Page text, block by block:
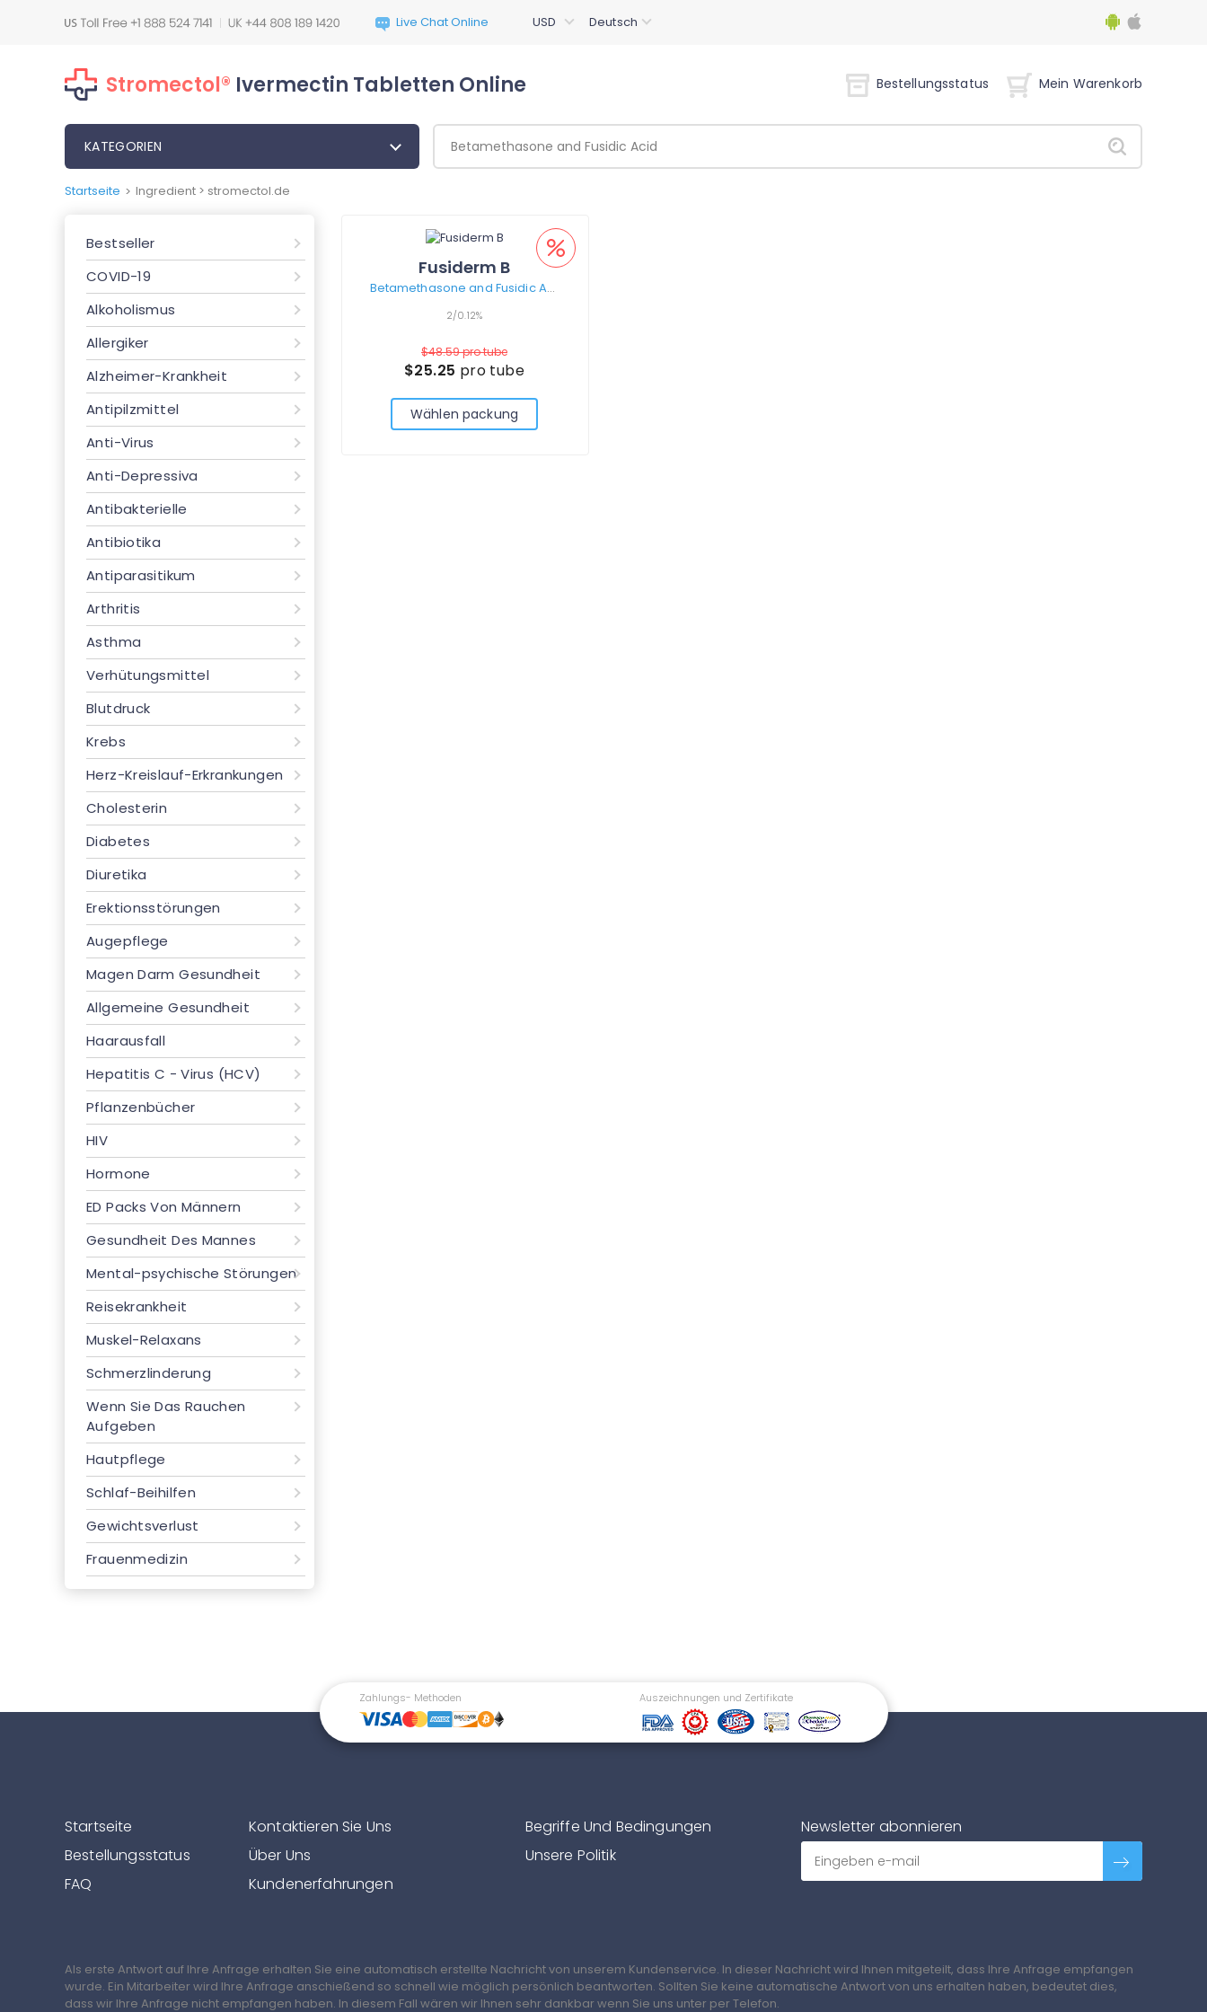
Stromectol® Ivermectin Tabletten Online Bestellungsstatus Mein Warenkorb
KATEGORIEN
Startseite > Ingredient > stromectol.de
Bestseller
COVID-19
Alkoholismus
Allergiker
Alzheimer-Krankheit
Antipilzmittel
Anti-Virus
Anti-Depressiva
Antibakterielle
Antibiotika
Antiparasitikum
Arthritis
Asthma
Verhütungsmittel
Blutdruck
Krebs
Herz-Kreislauf-Erkrankungen
Cholesterin
Diabetes
Diuretika
Erektionsstörungen
Augepflege
Magen Darm Gesundheit
Allgemeine Gesundheit
Haarausfall
Hepatitis C - Virus (HCV)
Pflanzenbücher
HIV
Hormone
ED Packs Von Männern
Gesundheit Des Mannes
Mental-psychische Störungen
Reisekrankheit
Muskel-Relaxans
Schmerzlinderung
Wenn Sie Das Rauchen
Aufgeben
Hautpflege
Schlaf-Beihilfen
Gewichtsverlust
Frauenmedizin
Fusiderm B
Betamethasone and Fusidic Acid
2/0.12%
$48.59pro tube
$25.25 pro tube
Wählen packung
Zahlungs- Methoden Auszeichnungen und Zertifikate
Startseite
Bestellungsstatus
FAQ
Kontaktieren Sie Uns
Über Uns
Kundenerfahrungen
Begriffe Und Bedingungen
Unsere Politik
Newsletter abonnieren
Als erste Antwort auf Ihre Anfrage erhalten Sie eine automatisch erstellte Nachricht von unserem Kundenservice. In dieser Nachricht wird Ihnen mitgeteilt, dass Ihre Anfrage empfangen
wurde. Ein Mitarbeiter wird Ihre Anfrage anschießend so schnell wie möglich persönlich beantworten. Sollten Sie keine automatische Antwort von uns erhalten haben, bedeutet dies,
dass wir Ihre Anfrage nicht empfangen haben. In diesem Fall wären wir Ihnen sehr dankbar wenn Sie uns unter per Telefon.